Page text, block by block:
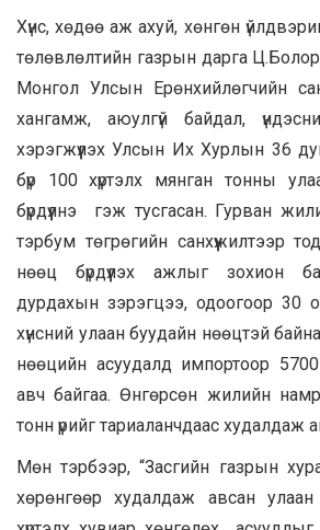
Хүнс, хөдөө аж ахуй, хөнгөн
төлөвлөлтийн газрын дарга
Монгол Улсын Ерөнхийлөгчийн
хангамж, аюулгүй байдал,
хэрэгжүүлэх Улсын Их Хурлын 36
бүр 100 хүртэлх мянган тонны
бүрдүүлнэ гэж тусгасан. Гурван
тэрбум төгрөгийн санхүүжилтээр
нөөц бүрдүүлэх ажлыг зохион
дурдахын зэрэгцээ, одоогоор 30
хүнсний улаан буудайн нөөцтэй
нөөцийн асуудалд импортоор
авч байгаа. Өнгөрсөн жилийн
тонн үрийг тариаланчдаас худалдаж
Мөн тэрбээр, “Засгийн газрын
хөрөнгөөр худалдаж авсан